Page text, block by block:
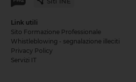
Link utili
Sito Formazione Professionale
Whistleblowing - segnalazione illeciti
Privacy Policy
Servizi IT